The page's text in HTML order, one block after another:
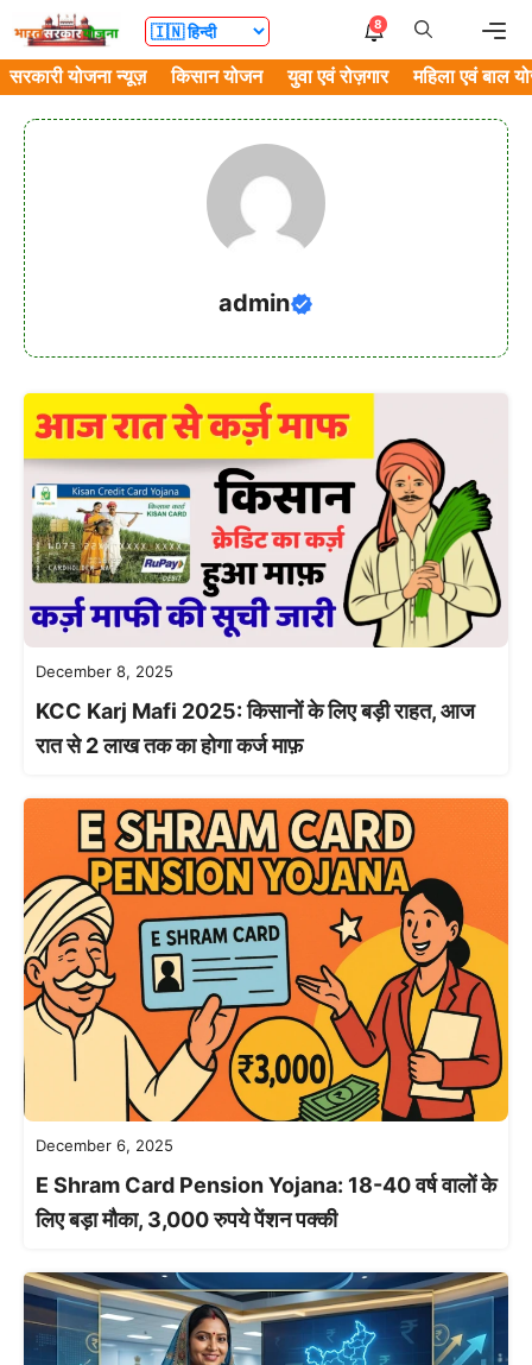
content
8
सरकारी योजना न्यूज़ किसान योजन युवा एवं रोज़गार महिला एवं बाल
admin
December 8, 2025
KCC Karj Mafi 2025: किसानों के लिए बड़ी राहत, आज
रात से 2 लाख तक का होगा कर्ज माफ़
December 6, 2025
E Shram Card Pension Yojana: 18-40 वर्ष वालों के
लिए बड़ा मौका, 3,000 रुपये पेंशन पक्की